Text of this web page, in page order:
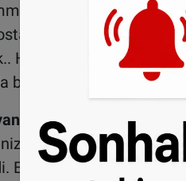
ayından itibaren
kutusu olan
Hem kağıtta hem de
bulunan QR kodu ile
yeni KDV
kenarında mobilyalı
Buna göre misafir